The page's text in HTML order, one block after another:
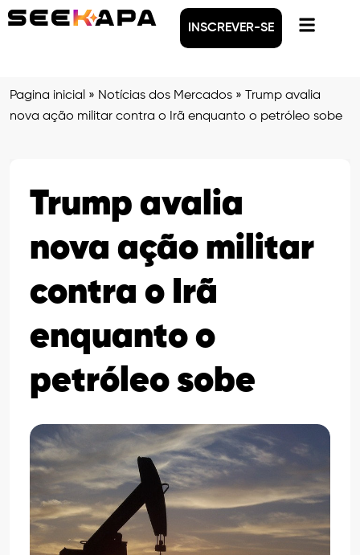
INSCREVER-SE
Pagina inicial » Notícias dos Mercados » Trump avalia
nova ação militar contra o Irã enquanto o petróleo sobe
Trump avalia
nova ação militar
contra o Irã
enquanto o
petróleo sobe